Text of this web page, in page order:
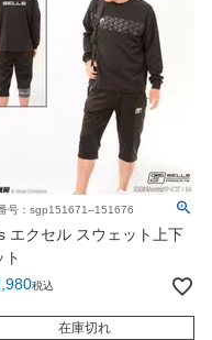
号：sgp151671--151676
エクセル スウェット上下
ト
税込
在庫切れ